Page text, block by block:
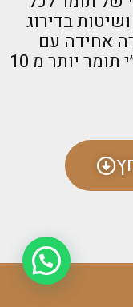
בדירוג
אחידה עם
מספריים מומחיות שפותחה ע״י תומר יותר מ 10